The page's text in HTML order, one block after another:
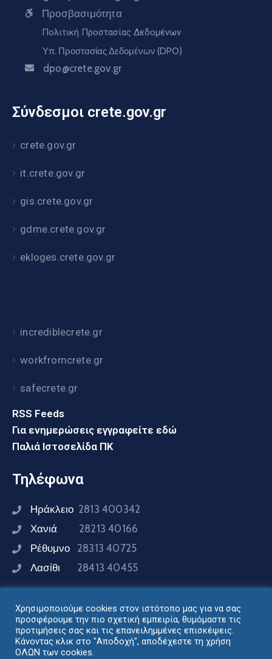
Προσβασιμότητα
Πολιτική Προστασίας Δεδομένων
Υπ. Προστασίας Δεδομένων (DPO)
dpo@crete.gov.gr
Σύνδεσμοι crete.gov.gr
crete.gov.gr
it.crete.gov.gr
gis.crete.gov.gr
gdme.crete.gov.gr
ekloges.crete.gov.gr
incrediblecrete.gr
workfromcrete.gr
safecrete.gr
RSS Feeds
Για ενημερώσεις εγγραφείτε εδώ
Παλιά Ιστοσελίδα ΠΚ
Τηλέφωνα
Ηράκλειο 2813 400342
Χανιά 28213 40166
Ρέθυμνο 28313 40725
Λασίθι 28413 40455
Συνδεθείτε μαζί μας
Χρησιμοποιούμε cookies στον ιστότοπο μας για να σας
προσφέρουμε την πιο σχετική εμπειρία, θυμόμαστε τις
προτιμήσεις σας και τις επανειλημμένες επισκέψεις.
Κάνοντας κλικ στο "Αποδοχή", αποδέχεστε τη χρήση
ΟΛΩΝ των cookies.